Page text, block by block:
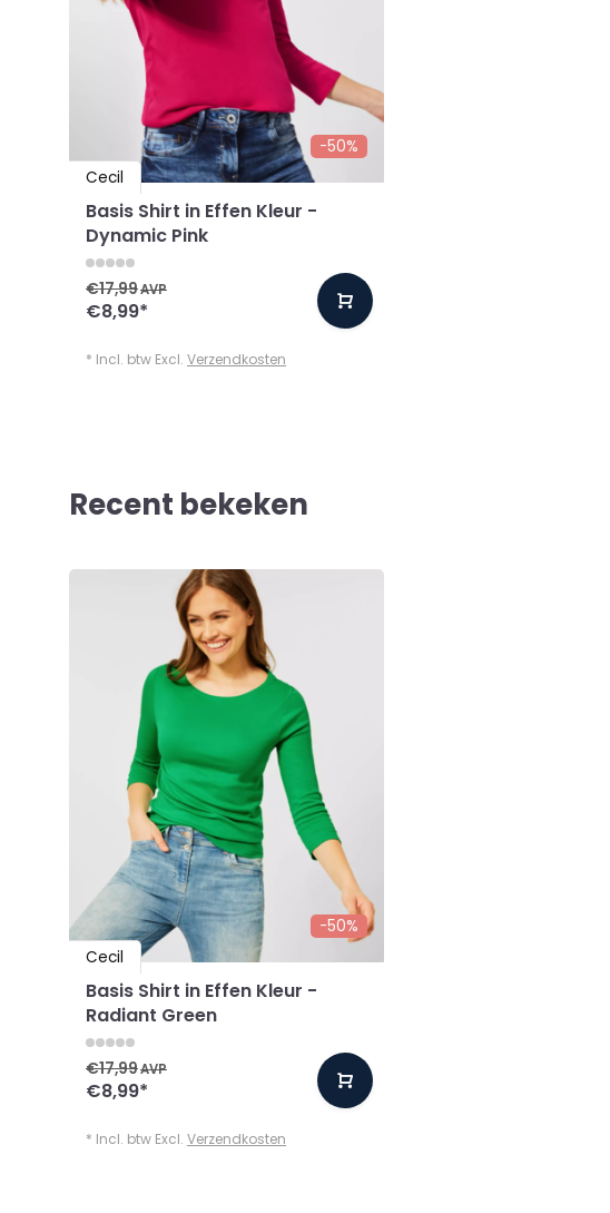
-50%
Cecil
Basis Shirt in Effen Kleur -
Dynamic Pink
€17,99AVP
€8,99*
* Incl. btw Excl. Verzendkosten
Recent bekeken
-50%
Cecil
Basis Shirt in Effen Kleur -
Radiant Green
€17,99AVP
€8,99*
* Incl. btw Excl. Verzendkosten